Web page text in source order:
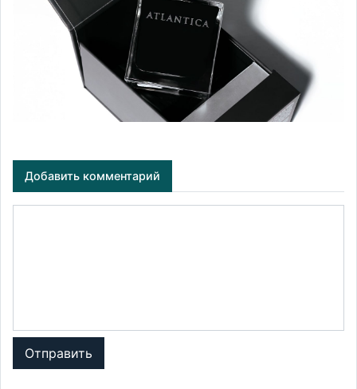
Добавить комментарий
Отправить